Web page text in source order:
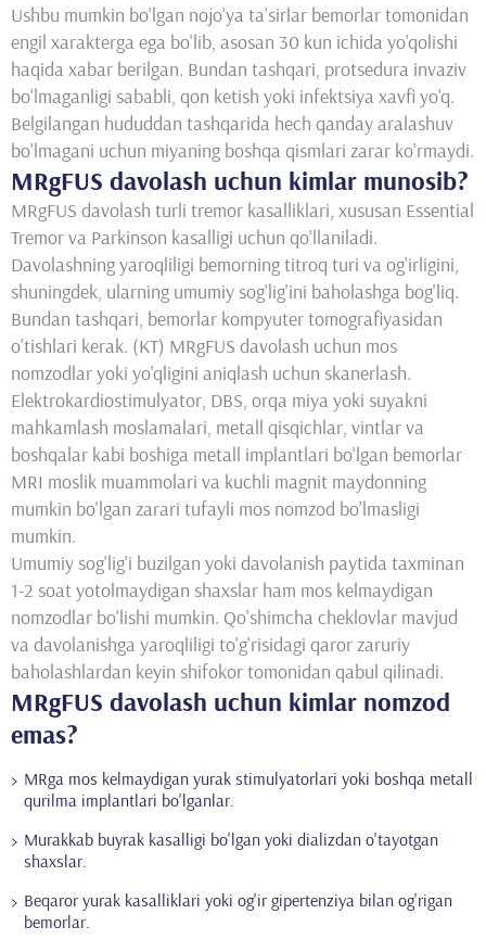
Ushbu mumkin bo'lgan nojo'ya ta'sirlar bemorlar tomonidan
engil xarakterga ega bo'lib, asosan 30 kun ichida yo'qolishi
haqida xabar berilgan. Bundan tashqari, protsedura invaziv
bo'lmaganligi sababli, qon ketish yoki infektsiya xavfi yo'q.
Belgilangan hududdan tashqarida hech qanday aralashuv
bo'lmagani uchun miyaning boshqa qismlari zarar ko'rmaydi.
MRgFUS davolash uchun kimlar munosib?
MRgFUS davolash turli tremor kasalliklari, xususan Essential
Tremor va Parkinson kasalligi uchun qo'llaniladi.
Davolashning yaroqliligi bemorning titroq turi va og'irligini,
shuningdek, ularning umumiy sog'lig'ini baholashga bog'liq.
Bundan tashqari, bemorlar kompyuter tomografiyasidan
o'tishlari kerak. (KT) MRgFUS davolash uchun mos
nomzodlar yoki yo'qligini aniqlash uchun skanerlash.
Elektrokardiostimulyator, DBS, orqa miya yoki suyakni
mahkamlash moslamalari, metall qisqichlar, vintlar va
boshqalar kabi boshiga metall implantlari bo'lgan bemorlar
MRI moslik muammolari va kuchli magnit maydonning
mumkin bo'lgan zarari tufayli mos nomzod bo'lmasligi
mumkin.
Umumiy sog'lig'i buzilgan yoki davolanish paytida taxminan
1-2 soat yotolmaydigan shaxslar ham mos kelmaydigan
nomzodlar bo'lishi mumkin. Qo'shimcha cheklovlar mavjud
va davolanishga yaroqliligi to'g'risidagi qaror zaruriy
baholashlardan keyin shifokor tomonidan qabul qilinadi.
MRgFUS davolash uchun kimlar nomzod
emas?
MRga mos kelmaydigan yurak stimulyatorlari yoki boshqa metall
qurilma implantlari bo'lganlar.
Murakkab buyrak kasalligi bo'lgan yoki dializdan o'tayotgan
shaxslar.
Beqaror yurak kasalliklari yoki og'ir gipertenziya bilan og'rigan
bemorlar.